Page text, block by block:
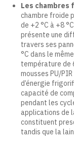
Les
chambre froide
de +2 °C à +8
présente une
travers ses
°C dans le
température de
mousses PU/
d’énergie
capacité de
pendant les
applications de
constituent
tandis que la